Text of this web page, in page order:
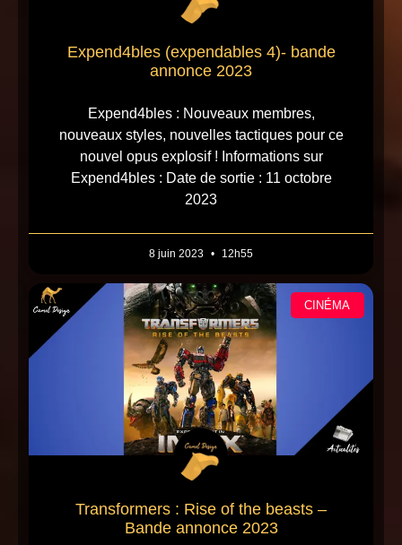
Expend4bles (expendables 4)- bande
annonce 2023
Expend4bles : Nouveaux membres,
nouveaux styles, nouvelles tactiques pour ce
nouvel opus explosif ! Informations sur
Expend4bles : Date de sortie : 11 octobre
2023
8 juin 2023 12h55
CINÉMA
Transformers : Rise of the beasts –
Bande annonce 2023